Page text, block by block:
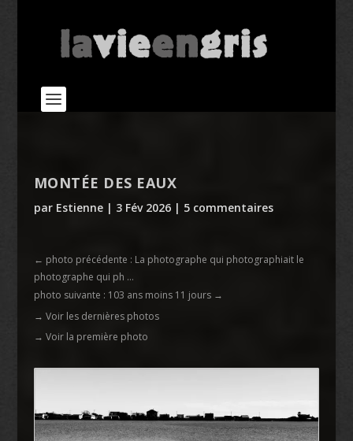
MONTÉE DES EAUX
par Estienne| 3 Fév 2026| 5 commentaires
← photo précédente : La photographe qui photographiait le
photographe qui ph ...
photo suivante : 103 ans moins 11 jours→
→ Voir les dernières photos
→ Voir la première photo